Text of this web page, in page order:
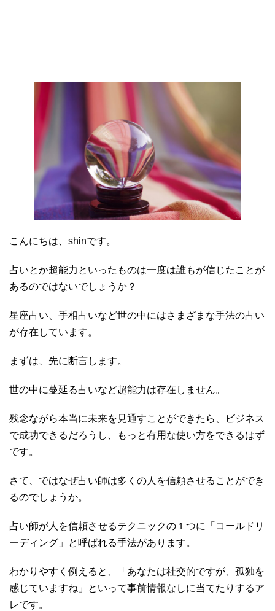
こんにちは、shinです。
占いとか超能力といったものは一度は誰もが信じたことが
あるのではないでしょうか？
星座占い、手相占いなど世の中にはさまざまな手法の占い
が存在しています。
まずは、先に断言します。
世の中に蔓延る占いなど超能力は存在しません。
残念ながら本当に未来を見通すことができたら、ビジネス
で成功できるだろうし、もっと有用な使い方をできるはず
です。
さて、ではなぜ占い師は多くの人を信頼させることができ
るのでしょうか。
占い師が人を信頼させるテクニックの１つに「コールドリ
ーディング」と呼ばれる手法があります。
わかりやすく例えると、「あなたは社交的ですが、孤独を
感じていますね」といって事前情報なしに当てたりするア
レです。